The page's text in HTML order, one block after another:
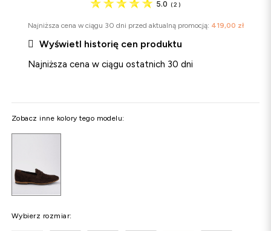
5.0 ( 2 )
Najniższa cena w ciągu 30 dni przed aktualną promocją: 419,00 zł
 Wyświetl historię cen produktu
Najniższa cena w ciągu ostatnich 30 dni
Zobacz inne kolory tego modelu:
Wybierz rozmiar: